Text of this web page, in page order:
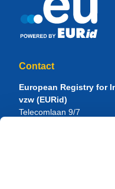
Contact
European Registry for
vzw (EURid)
Telecomlaan 9/7
RPR Brussel – VAT BE